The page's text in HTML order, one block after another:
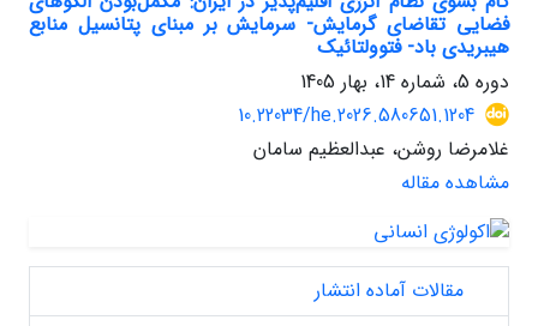
فضایی تقاضای گرمایش- سرمایش بر مبنای پتانسیل منابع
هیبریدی باد- فتوولتائیک
دوره 5، شماره 14، بهار 1405
10.22034/he.2026.580651.1204
غلامرضا روشن، عبدالعظیم سامان
مشاهده مقاله
مقالات آماده انتشار